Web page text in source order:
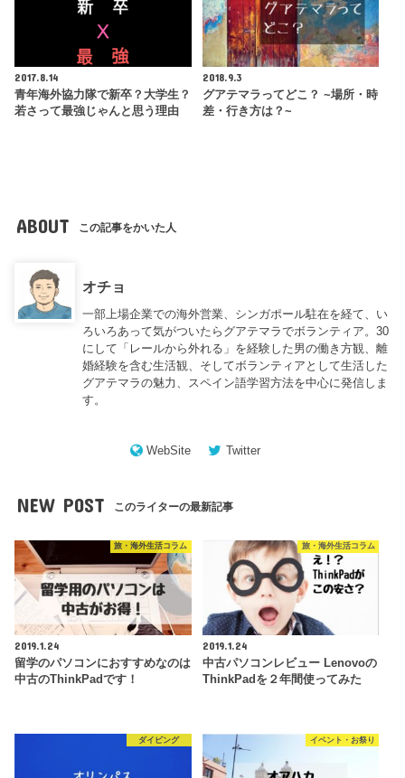
2017.8.14
青年海外協力隊で新卒？大学生？
若さって最強じゃんと思う理由
2018.9.3
グアテマラってどこ？ ~場所・時
差・行き方は？~
ABOUT この記事をかいた人
オチョ
一部上場企業での海外営業、シンガポール駐在を経て、い
ろいろあって気がついたらグアテマラでボランティア。30
にして「レールから外れる」を経験した男の働き方観、離
婚経験を含む生活観、そしてボランティアとして生活した
グアテマラの魅力、スペイン語学習方法を中心に発信しま
す。
WebSite Twitter
NEW POST このライターの最新記事
旅・海外生活コラム
2019.1.24
留学のパソコンにおすすめなのは
中古のThinkPadです！
旅・海外生活コラム
2019.1.24
中古パソコンレビュー Lenovoの
ThinkPadを２年間使ってみた
ダイビング イベント・お祭り